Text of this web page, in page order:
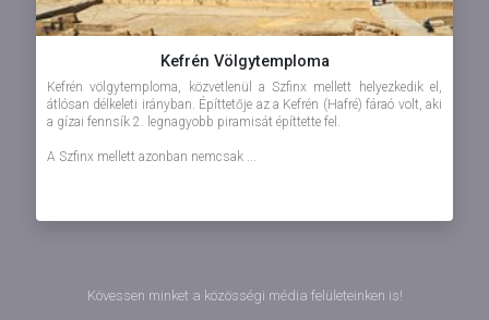
Kefrén Völgytemploma
Kefrén völgytemploma, közvetlenül a Szfinx mellett helyezkedik el,
átlósan délkeleti irányban. Építtetője az a Kefrén (Hafré) fáraó volt, aki
a gízai fennsík 2. legnagyobb piramisát építtette fel.
A Szfinx mellett azonban nemcsak ...
Kövessen minket a közösségi média felületeinken is!